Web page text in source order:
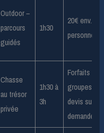
Outdoor –
parcours
guidés
1h30
20€ env. par
personne
Chasse
au trésor
privée
1h30 à
3h
Forfaits
groupes,
devis sur
demande